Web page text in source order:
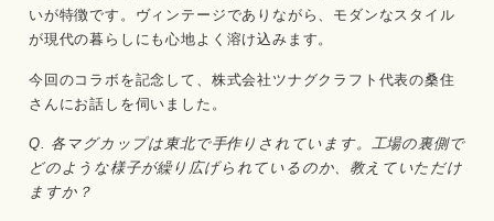
いが特徴です。ヴィンテージでありながら、モダンなスタイル
が現代の暮らしにも心地よく溶け込みます。
今回のコラボを記念して、株式会社ツナグクラフト代表の桑住
さんにお話しを伺いました。
Q. 各マグカップは東北で手作りされています。工場の裏側で
どのような様子が繰り広げられているのか、教えていただけ
ますか？